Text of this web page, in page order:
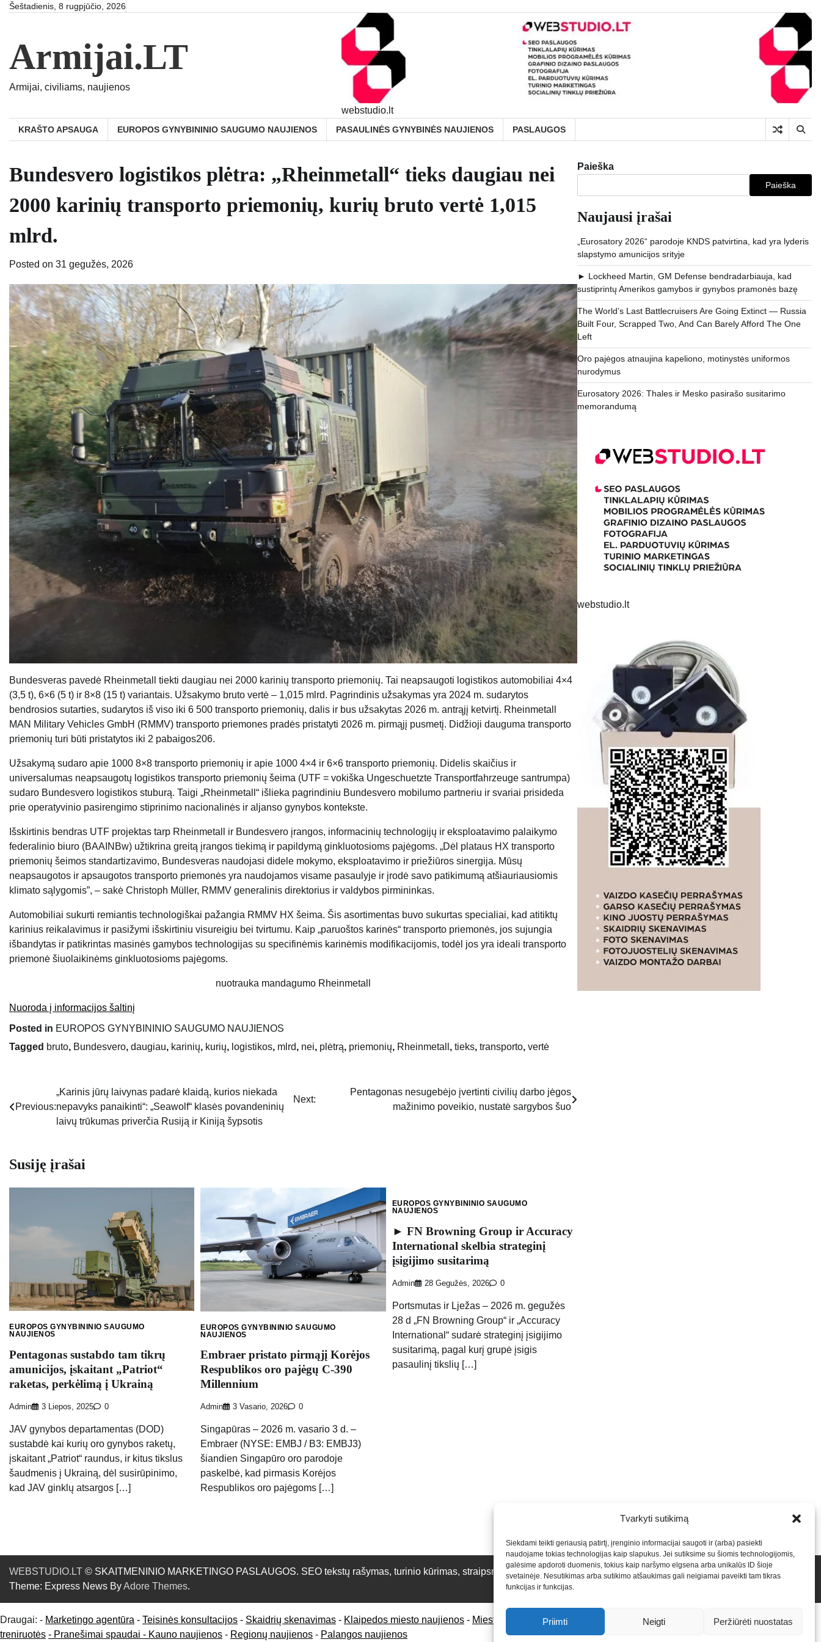
Tvarkyti sutikimą
Siekdami teikti geriausią patirtį, įrenginio informacijai saugoti ir (arba) pasiekti
naudojame tokias technologijas kaip slapukus. Jei sutiksime su šiomis technologijomis,
galėsime apdoroti duomenis, tokius kaip naršymo elgsena arba unikalūs ID šioje
svetainėje. Nesutikimas arba sutikimo atšaukimas gali neigiamai paveikti tam tikras
funkcijas ir funkcijas.
Priimti Neigti Peržiūrėti nuostatas
SkipŠeštadienis, 8 rugpjūčio, 2026
Armijai.LT
Armijai, civiliams, naujienos
webstudio.lt
KRAŠTO APSAUGA EUROPOS GYNYBININIO SAUGUMO NAUJIENOS PASAULINĖS GYNYBINĖS NAUJIENOS PASLAUGOS
Bundesvero logistikos plėtra: „Rheinmetall“ tieks daugiau nei
2000 karinių transporto priemonių, kurių bruto vertė 1,015
mlrd.
Posted on 31 gegužės, 2026
Bundesveras pavedė Rheinmetall tiekti daugiau nei 2000 karinių transporto priemonių. Tai neapsaugoti logistikos automobiliai 4×4
(3,5 t), 6×6 (5 t) ir 8×8 (15 t) variantais. Užsakymo bruto vertė – 1,015 mlrd. Pagrindinis užsakymas yra 2024 m. sudarytos
bendrosios sutarties, sudarytos iš viso iki 6 500 transporto priemonių, dalis ir bus užsakytas 2026 m. antrąjį ketvirtį. Rheinmetall
MAN Military Vehicles GmbH (RMMV) transporto priemones pradės pristatyti 2026 m. pirmąjį pusmetį. Didžioji dauguma transporto
priemonių turi būti pristatytos iki 2 pabaigos206.
Užsakymą sudaro apie 1000 8×8 transporto priemonių ir apie 1000 4×4 ir 6×6 transporto priemonių. Didelis skaičius ir
universalumas neapsaugotų logistikos transporto priemonių šeima (UTF = vokiška Ungeschuetzte Transportfahrzeuge santrumpa)
sudaro Bundesvero logistikos stuburą. Taigi „Rheinmetall“ išlieka pagrindiniu Bundesvero mobilumo partneriu ir svariai prisideda
prie operatyvinio pasirengimo stiprinimo nacionalinės ir aljanso gynybos kontekste.
Išskirtinis bendras UTF projektas tarp Rheinmetall ir Bundesvero įrangos, informacinių technologijų ir eksploatavimo palaikymo
federalinio biuro (BAAINBw) užtikrina greitą įrangos tiekimą ir papildymą ginkluotosioms pajėgoms. „Dėl plataus HX transporto
priemonių šeimos standartizavimo, Bundesveras naudojasi didele mokymo, eksploatavimo ir priežiūros sinergija. Mūsų
neapsaugotos ir apsaugotos transporto priemonės yra naudojamos visame pasaulyje ir įrodė savo patikimumą atšiauriausiomis
klimato sąlygomis”, – sakė Christoph Müller, RMMV generalinis direktorius ir valdybos pirmininkas.
Automobiliai sukurti remiantis technologiškai pažangia RMMV HX šeima. Šis asortimentas buvo sukurtas specialiai, kad atitiktų
karinius reikalavimus ir pasižymi išskirtiniu visureigiu bei tvirtumu. Kaip „paruoštos karinės“ transporto priemonės, jos sujungia
išbandytas ir patikrintas masinės gamybos technologijas su specifinėmis karinėmis modifikacijomis, todėl jos yra ideali transporto
priemonė šiuolaikinėms ginkluotosioms pajėgoms.
nuotrauka mandagumo Rheinmetall
Nuoroda į informacijos šaltinį
Posted in EUROPOS GYNYBININIO SAUGUMO NAUJIENOS
Tagged bruto, Bundesvero, daugiau, karinių, kurių, logistikos, mlrd, nei, plėtrą, priemonių, Rheinmetall , tieks, transporto, vertė
Navigacija
Previous:
„Karinis jūrų laivynas padarė klaidą, kurios niekada
nepavyks panaikinti“: „Seawolf“ klasės povandeninių
laivų trūkumas priverčia Rusiją ir Kiniją šypsotis
Next:
Pentagonas nesugebėjo įvertinti civilių darbo jėgos
mažinimo poveikio, nustatė sargybos šuo
Susiję įrašai
EUROPOS GYNYBININIO SAUGUMO
NAUJIENOS
Pentagonas sustabdo tam tikrų
amunicijos, įskaitant „Patriot“
raketas, perkėlimą į Ukrainą
Admin 3 Liepos, 2025 0
JAV gynybos departamentas (DOD)
sustabdė kai kurių oro gynybos raketų,
įskaitant „Patriot“ raundus, ir kitus tikslus
šaudmenis į Ukrainą, dėl susirūpinimo,
kad JAV ginklų atsargos […]
EUROPOS GYNYBININIO SAUGUMO
NAUJIENOS
Embraer pristato pirmąjį Korėjos
Respublikos oro pajėgų C-390
Millennium
Admin 3 Vasario, 2026 0
Singapūras – 2026 m. vasario 3 d. –
Embraer (NYSE: EMBJ / B3: EMBJ3)
šiandien Singapūro oro parodoje
paskelbė, kad pirmasis Korėjos
Respublikos oro pajėgoms […]
EUROPOS GYNYBININIO SAUGUMO
NAUJIENOS
► FN Browning Group ir Accuracy
International skelbia strateginį
įsigijimo susitarimą
Admin 28 Gegužės, 2026 0
Portsmutas ir Lježas – 2026 m. gegužės
28 d „FN Browning Group“ ir „Accuracy
International“ sudarė strateginį įsigijimo
susitarimą, pagal kurį grupė įsigis
pasaulinį tikslių […]
Paieška
Paieška
Naujausi įrašai
„Eurosatory 2026“ parodoje KNDS patvirtina, kad yra lyderis
slapstymo amunicijos srityje
► Lockheed Martin, GM Defense bendradarbiauja, kad
sustiprintų Amerikos gamybos ir gynybos pramonės bazę
The World’s Last Battlecruisers Are Going Extinct — Russia
Built Four, Scrapped Two, And Can Barely Afford The One
Left
Oro pajėgos atnaujina kapeliono, motinystės uniformos
nurodymus
Eurosatory 2026: Thales ir Mesko pasirašo susitarimo
memorandumą
webstudio.lt
WEBSTUDIO.LT © SKAITMENINIO MARKETINGO PASLAUGOS. SEO tekstų rašymas, turinio kūrimas, straipsnių rašymas ir talpinimas į mūsų valdomas svetaines.2026Armijai.LT
Theme: Express News ByAdore Themes.
Draugai: - Marketingo agentūra - Teisinės konsultacijos - Skaidrių skenavimas - Klaipedos miesto naujienos - Miesto naujienos-Saulius Narbutas Įvaizdžio kūrimas -Veidoskaita-Teniso
treniruotės - Pranešimai spaudai - Kauno naujienos - Regionų naujienos - Palangos naujienos